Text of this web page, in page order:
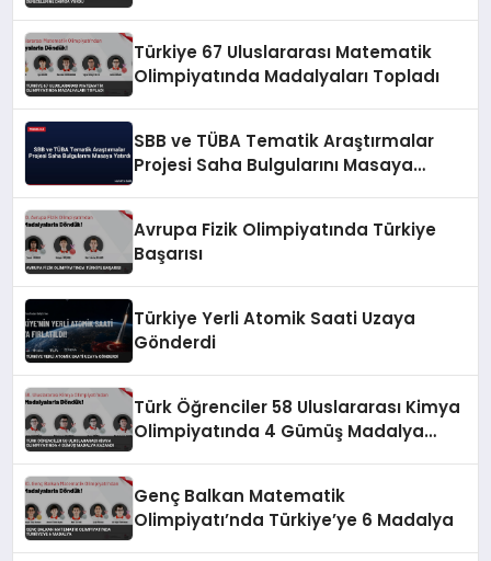
Türkiye 67 Uluslararası Matematik
Olimpiyatında Madalyaları Topladı
SBB ve TÜBA Tematik Araştırmalar
Projesi Saha Bulgularını Masaya
Avrupa Fizik Olimpiyatında Türkiye
Başarısı
Türkiye Yerli Atomik Saati Uzaya
Gönderdi
Türk Öğrenciler 58 Uluslararası Kimya
Olimpiyatında 4 Gümüş Madalya
Genç Balkan Matematik
Olimpiyatı’nda Türkiye’ye 6 Madalya